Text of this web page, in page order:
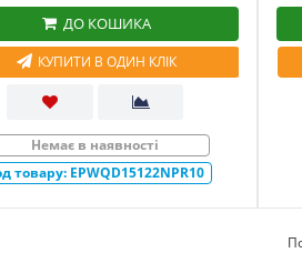
ДО КОШИКА
КУПИТИ В ОДИН КЛІК
Немає в наявності
товару: EPWQD15122NPR10